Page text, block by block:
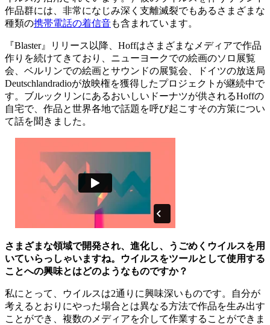
作品群には、非常になじみ深く支離滅裂でもあるさまざまな
種類の携帯電話の着信音も含まれています。
『Blaster』リリース以降、Hoffはさまざまなメディアで作品
作りを続けてきており、ニューヨークでの絵画のソロ展覧
会、ベルリンでの絵画とサウンドの展覧会、ドイツの放送局
Deutschlandradioが放映権を獲得したプロジェクトが継続中で
す。ブルックリンにあるおいしいドーナツが供されるHoffの
自宅で、作品と世界各地で話題を呼び起こすその方策につい
て話を聞きました。
さまざまな領域で開発され、進化し、うごめくウイルスを用
いていらっしゃいますね。ウイルスをツールとして使用する
ことへの興味とはどのようなものですか？
私にとって、ウイルスは2通りに興味深いものです。自分が
考えるとおりにやった場合とは異なる方法で作品を生み出す
ことができ、複数のメディアを介して作業することができま